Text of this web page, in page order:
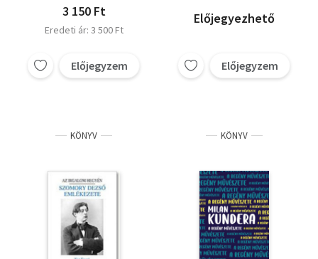
3 150 Ft
Eredeti ár: 3 500 Ft
Előjegyzem
Előjegyezhető
Előjegyzem
KÖNYV KÖNYV